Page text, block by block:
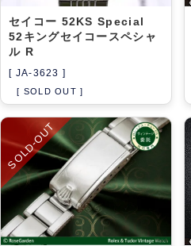
セイコー 52KS Special
52キングセイコースペシャ
ル R
[ JA-3623 ]
[ SOLD OUT ]
SOLD-OUT